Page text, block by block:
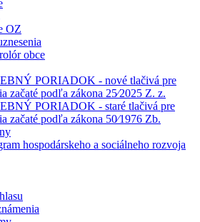
OZ
obce
PORIADOK - nové tlačivá pre
začaté podľa zákona 25⁄2025 Z. z.
PORIADOK - staré tlačivá pre
začaté podľa zákona 50⁄1976 Zb.
hospodárskeho a sociálneho rozvoja